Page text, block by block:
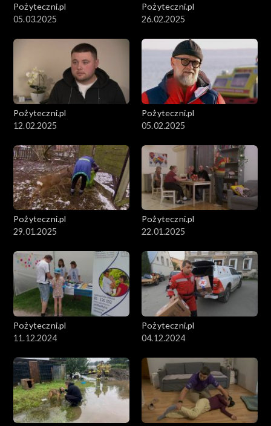
Pożyteczni.pl
05.03.2025
Pożyteczni.pl
26.02.2025
Pożyteczni.pl
12.02.2025
Pożyteczni.pl
05.02.2025
Pożyteczni.pl
29.01.2025
Pożyteczni.pl
22.01.2025
Pożyteczni.pl
11.12.2024
Pożyteczni.pl
04.12.2024